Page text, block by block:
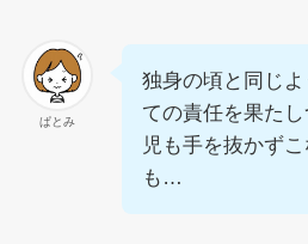
ぱとみ
独身の頃と同じ
ての責任を果た
児も手を抜かず
も…